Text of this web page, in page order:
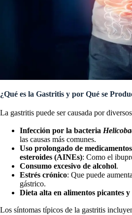
¿Qué es la Gastritis y por Qué se
La gastritis puede ser causada por
Infección por la bacteria
las causas más comunes.
Uso prolongado de
esteroides (AINEs): Como el
Consumo excesivo de alcohol.
Estrés crónico: Que puede
gástrico.
Dieta alta en alimentos picantes y
Los síntomas típicos de la gastritis